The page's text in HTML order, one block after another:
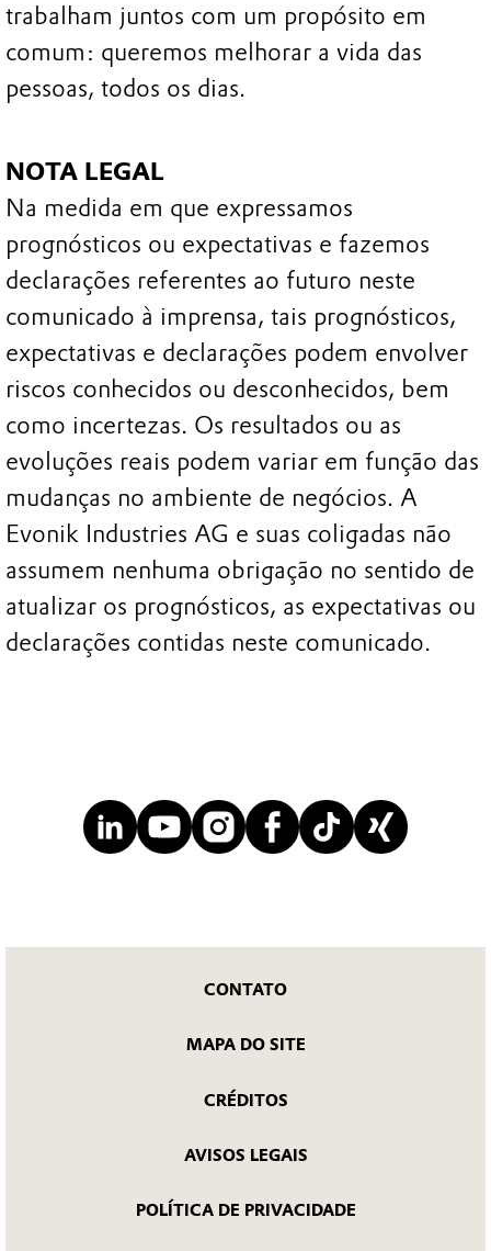
trabalham juntos com um propósito em
comum: queremos melhorar a vida das
pessoas, todos os dias.
NOTA LEGAL
Na medida em que expressamos
prognósticos ou expectativas e fazemos
declarações referentes ao futuro neste
comunicado à imprensa, tais prognósticos,
expectativas e declarações podem envolver
riscos conhecidos ou desconhecidos, bem
como incertezas. Os resultados ou as
evoluções reais podem variar em função das
mudanças no ambiente de negócios. A
Evonik Industries AG e suas coligadas não
assumem nenhuma obrigação no sentido de
atualizar os prognósticos, as expectativas ou
declarações contidas neste comunicado.
CONTATO
MAPA DO SITE
CRÉDITOS
AVISOS LEGAIS
POLÍTICA DE PRIVACIDADE